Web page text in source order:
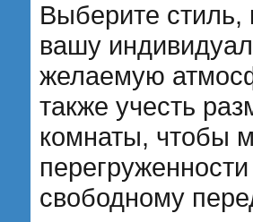
Выберите стиль,
вашу
желаемую
также учесть
комнаты, чтобы
свободному